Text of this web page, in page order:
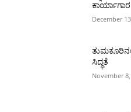
ಕಾರ್ಯಾಗಾರ
December
ಸಿದ್ಧತೆ
November